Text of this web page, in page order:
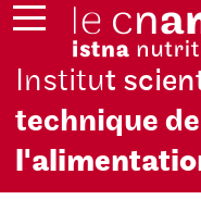
Institut
technique